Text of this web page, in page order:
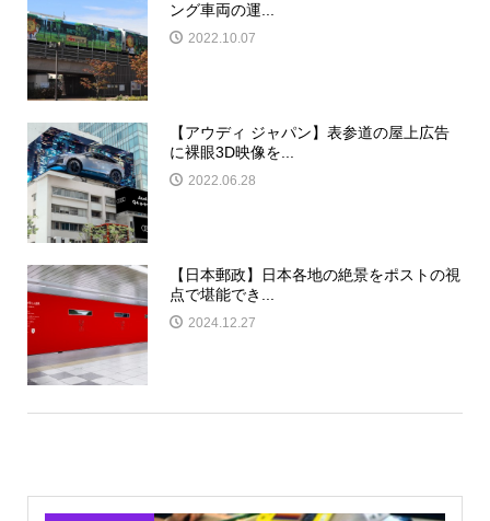
ング車両の運...
2022.10.07
【アウディ ジャパン】表参道の屋上広告
に裸眼3D映像を...
2022.06.28
【日本郵政】日本各地の絶景をポストの視
点で堪能でき...
2024.12.27